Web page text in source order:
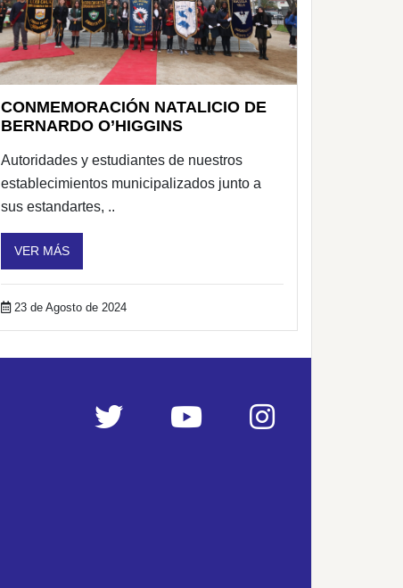
CONMEMORACIÓN NATALICIO DE
BERNARDO O’HIGGINS
Autoridades y estudiantes de nuestros
establecimientos municipalizados junto a
sus estandartes, ..
VER MÁS
23 de Agosto de 2024